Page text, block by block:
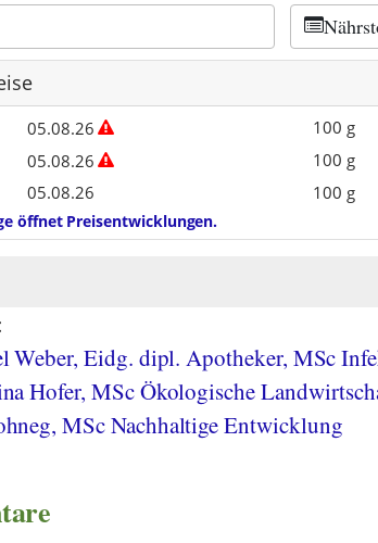
05.08.26 100 g
05.08.26
100 g
05.08.26
100 g
öffnet Preisentwicklungen.
Weber, Eidg. dipl. Apotheker, MSc
Hofer, MSc Ökologische
MSc Nachhaltige Entwicklung